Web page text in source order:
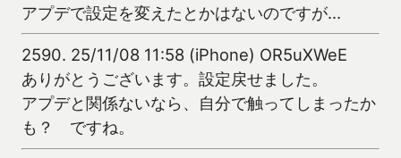
アプデで設定を変えたとかはないのですが…
2590. 25/11/08 11:58 (iPhone) OR5uXWeE
ありがとうございます。設定戻せました。
アプデと関係ないなら、自分で触ってしまったか
も？ ですね。